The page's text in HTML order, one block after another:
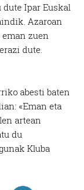
Ipar Euskal
Azaroan
zuen
dute.
abesti baten
«Eman eta
artean
du
Kluba